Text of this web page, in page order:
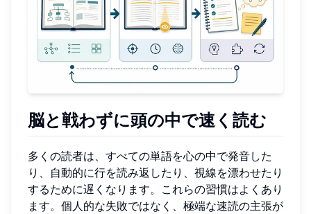
脳と戦わずに頭の中で速く読む
多くの読者は、すべての単語を心の中で発音した
り、自動的に行を読み返したり、視線を漂わせたり
するために遅くなります。これらの習慣はよくあり
ます。個人的な失敗ではなく、極端な速読の主張が